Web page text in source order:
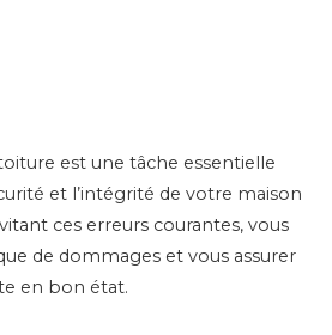
est une tâche essentielle
et l’intégrité de votre maison
ces erreurs courantes, vous
de dommages et vous assurer
en bon état.